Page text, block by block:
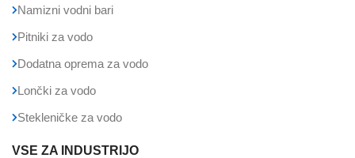
Namizni vodni bari
Pitniki za vodo
Dodatna oprema za vodo
Lončki za vodo
Stekleničke za vodo
VSE ZA INDUSTRIJO